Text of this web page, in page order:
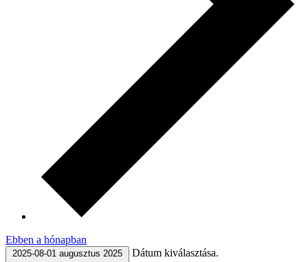
Ebben a hónapban
2025-08-01 augusztus 2025 Dátum kiválasztása.